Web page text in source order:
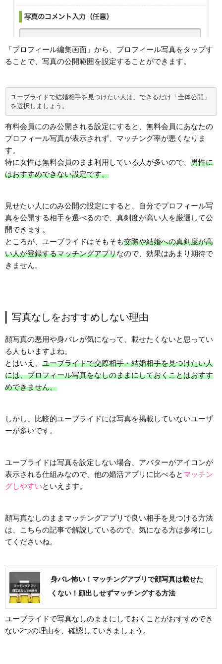
「プロフィール編集画面」から、プロフィール写真をタップす
ることで、写真の公開範囲を設定することができます。
ユーブライドで結婚相手を見つけたい人は、できるだけ「全体公開」
を選択しましょう。
有料会員にのみ公開される設定にすると、無料会員にあなたの
プロフィール写真が表示されず、マッチング率が悪くなりま
す。
特に女性は無料会員のまま利用している人が多いので、 男性に
はおすすめできない設定です。
見せたい人にのみ公開の設定にすると、自分でプロフィール写
真を公開する相手を選べるので、真剣度が高い人を厳選して公
開できます。
ところが、ユーブライドはそもそも交際や結婚への真剣度が高
い人が登録するマッチングアプリなので、効果はあまり期待で
きません。
写真なしをおすすめしない理由
顔写真の悪用や身バレが気になって、載せたくないと思ってい
る人もいますよね。
とはいえ、 ユーブライドで交際相手・結婚相手を見つけたい人
には、プロフィール写真をなしのままにしておくことはおすす
めできません。
しかし、比較的ユーブライドには写真を掲載していないユーザ
ーが多いです。
ユーブライドは写真を設定しない場合、アバターがアイコンが
表示される仕組みなので、他の婚活アプリに比べると マッチン
グしやすいといえます。
顔写真なしのままマッチングアプリで良い相手を見つける方法
は、こちらの記事で解説しているので、気になる方は参考にし
てくださいね。
身バレ怖い！マッチングアプリで顔写真は載せた
くない！顔出しせずマッチングする方法
ユーブライドで写真なしのままにしておくことがおすすめでき
ない2つの理由を、確認していきましょう。